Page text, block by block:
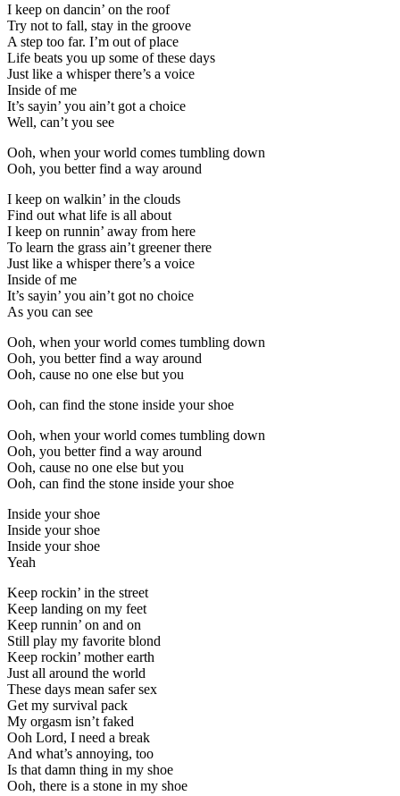
I keep on dancin’ on the roof
Try not to fall, stay in the groove
A step too far. I’m out of place
Life beats you up some of these days
Just like a whisper there’s a voice
Inside of me
It’s sayin’ you ain’t got a choice
Well, can’t you see
Ooh, when your world comes tumbling down
Ooh, you better find a way around
I keep on walkin’ in the clouds
Find out what life is all about
I keep on runnin’ away from here
To learn the grass ain’t greener there
Just like a whisper there’s a voice
Inside of me
It’s sayin’ you ain’t got no choice
As you can see
Ooh, when your world comes tumbling down
Ooh, you better find a way around
Ooh, cause no one else but you
Ooh, can find the stone inside your shoe
Ooh, when your world comes tumbling down
Ooh, you better find a way around
Ooh, cause no one else but you
Ooh, can find the stone inside your shoe
Inside your shoe
Inside your shoe
Inside your shoe
Yeah
Keep rockin’ in the street
Keep landing on my feet
Keep runnin’ on and on
Still play my favorite blond
Keep rockin’ mother earth
Just all around the world
These days mean safer sex
Get my survival pack
My orgasm isn’t faked
Ooh Lord, I need a break
And what’s annoying, too
Is that damn thing in my shoe
Ooh, there is a stone in my shoe